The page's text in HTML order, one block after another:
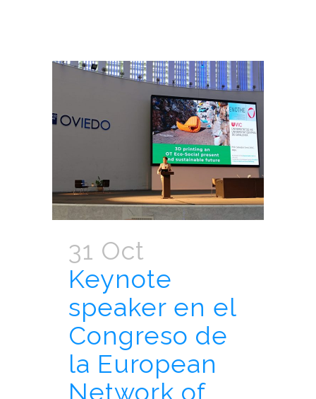
31 Oct
Keynote
speaker en el
Congreso de
la European
Network of